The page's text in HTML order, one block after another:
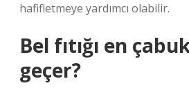
hafifletmeye yardımcı olabilir.
Bel fıtığı en
geçer?